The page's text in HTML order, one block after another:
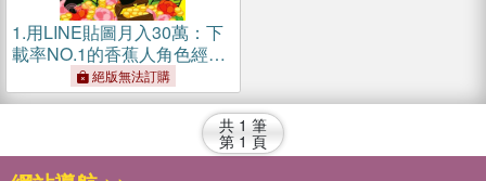
1.用LINE貼圖月入30萬：下
載率NO.1的香蕉人角色經濟
絕版無法訂購
共 1 筆
第 1 頁